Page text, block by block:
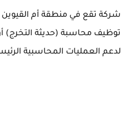
شركة تقع في منطقة أم
توظيف محاسبة (حديثة
لدعم العمليات المحاسبية